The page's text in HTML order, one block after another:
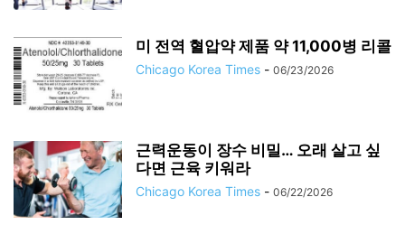
미 전역 혈압약 제품 약 11,000병 리콜
Chicago Korea Times - 06/23/2026
근력운동이 장수 비밀… 오래 살고 싶
다면 근육 키워라
Chicago Korea Times - 06/22/2026